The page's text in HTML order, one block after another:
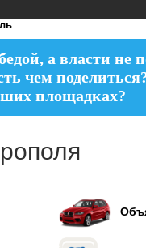
а власти не
чем
площадках?